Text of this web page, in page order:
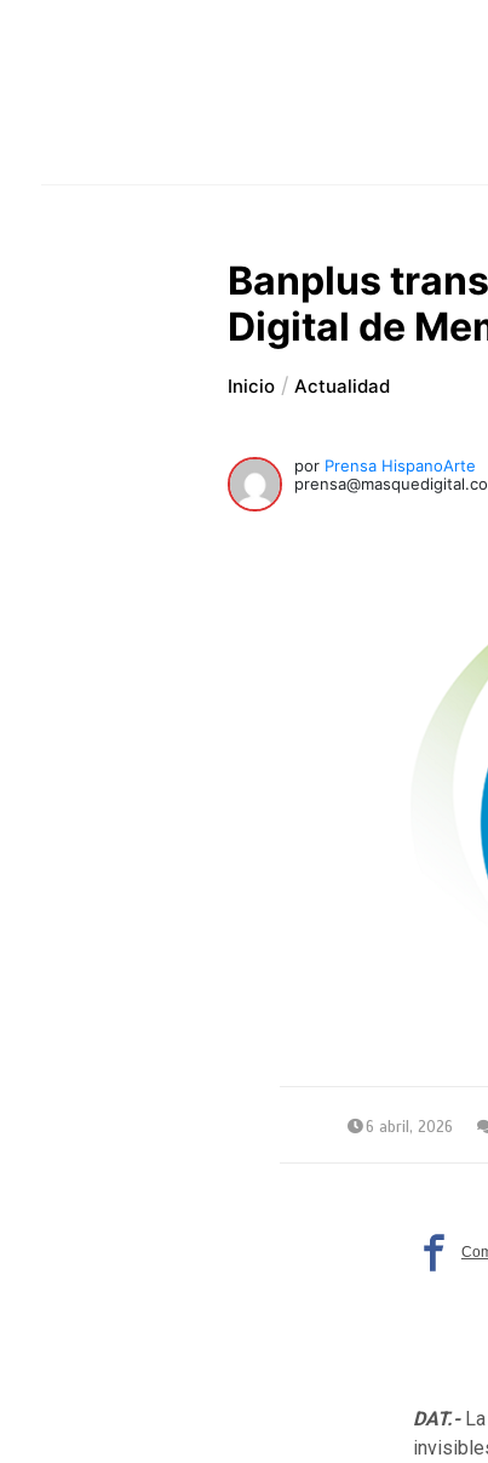
Banplus
Digital de
Inicio Actualidad
por Prensa HispanoArte
6 abril, 2026
DAT.-La